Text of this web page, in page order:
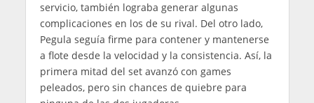
servicio, también lograba generar algunas
complicaciones en los de su rival. Del otro lado,
Pegula seguía firme para contener y mantenerse
a flote desde la velocidad y la consistencia. Así, la
primera mitad del set avanzó con games
peleados, pero sin chances de quiebre para